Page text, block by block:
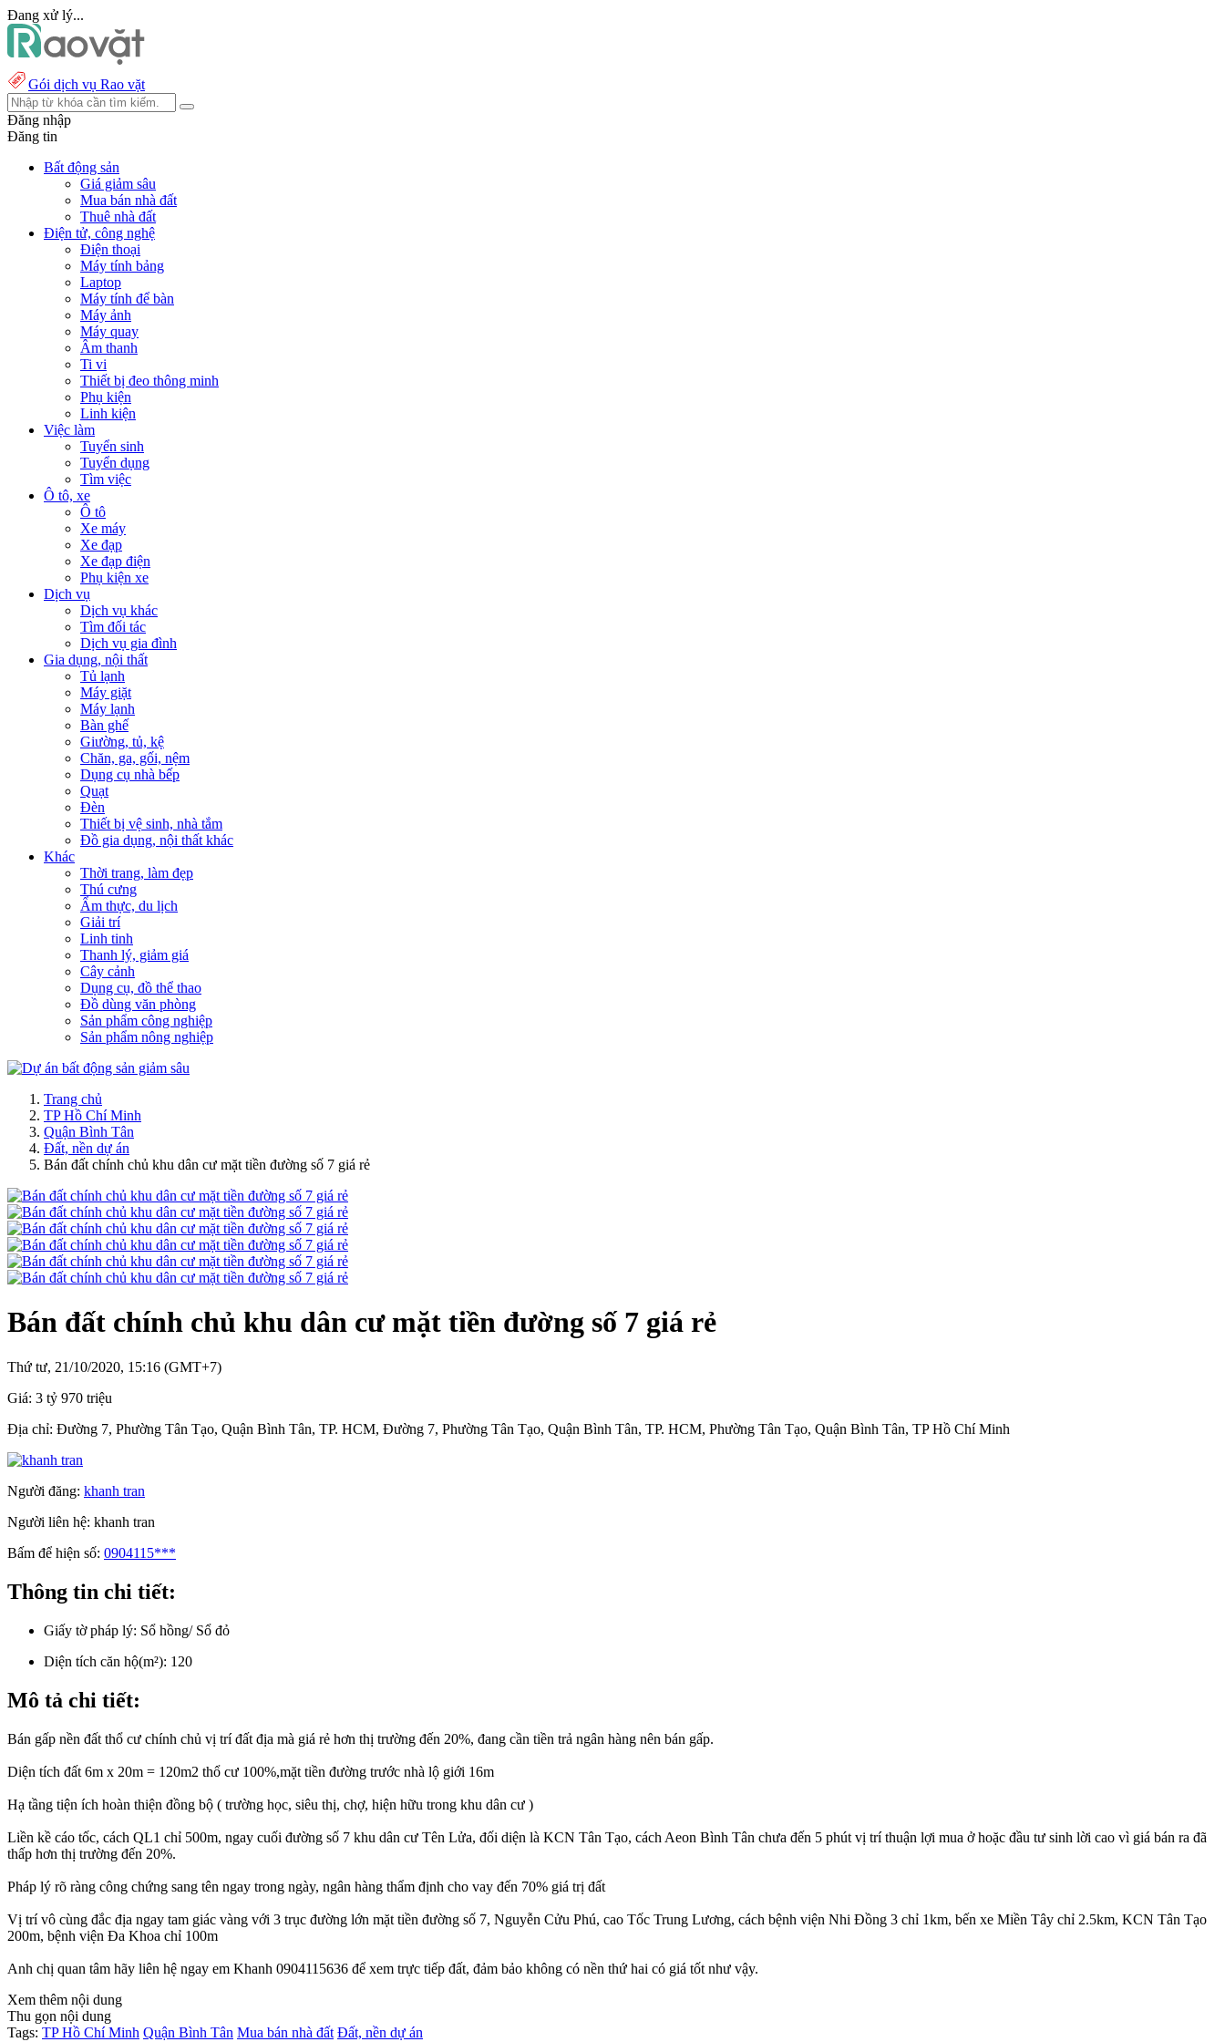
Đang xử lý...
Gói dịch vụ Rao vặt
Đăng nhập
Đăng tin
Bất động sản
Giá giảm sâu
Mua bán nhà đất
Thuê nhà đất
Điện tử, công nghệ
Điện thoại
Máy tính bảng
Laptop
Máy tính để bàn
Máy ảnh
Máy quay
Âm thanh
Ti vi
Thiết bị đeo thông minh
Phụ kiện
Linh kiện
Việc làm
Tuyển sinh
Tuyển dụng
Tìm việc
Ô tô, xe
Ô tô
Xe máy
Xe đạp
Xe đạp điện
Phụ kiện xe
Dịch vụ
Dịch vụ khác
Tìm đối tác
Dịch vụ gia đình
Gia dụng, nội thất
Tủ lạnh
Máy giặt
Máy lạnh
Bàn ghế
Giường, tủ, kệ
Chăn, ga, gối, nệm
Dụng cụ nhà bếp
Quạt
Đèn
Thiết bị vệ sinh, nhà tắm
Đồ gia dụng, nội thất khác
Khác
Thời trang, làm đẹp
Thú cưng
Ẩm thực, du lịch
Giải trí
Linh tinh
Thanh lý, giảm giá
Cây cảnh
Dụng cụ, đồ thể thao
Đồ dùng văn phòng
Sản phẩm công nghiệp
Sản phẩm nông nghiệp
Trang chủ
TP Hồ Chí Minh
Quận Bình Tân
Đất, nền dự án
Bán đất chính chủ khu dân cư mặt tiền đường số 7 giá rẻ
Bán đất chính chủ khu dân cư mặt tiền đường số 7 giá rẻ
Thứ tư, 21/10/2020, 15:16 (GMT+7)
Giá: 3 tỷ 970 triệu
Địa chỉ: Đường 7, Phường Tân Tạo, Quận Bình Tân, TP. HCM, Đường 7, Phường Tân Tạo, Quận Bình Tân, TP. HCM, Phường Tân Tạo, Quận Bình Tân, TP Hồ Chí Minh
Người đăng: khanh tran
Người liên hệ: khanh tran
Bấm để hiện số: 0904115***
Thông tin chi tiết:
Giấy tờ pháp lý: Sổ hồng/ Sổ đỏ
Diện tích căn hộ(m²): 120
Mô tả chi tiết:
Bán gấp nền đất thổ cư chính chủ vị trí đất địa mà giá rẻ hơn thị trường đến 20%, đang cần tiền trả ngân hàng nên bán gấp.
Diện tích đất 6m x 20m = 120m2 thổ cư 100%,mặt tiền đường trước nhà lộ giới 16m
Hạ tầng tiện ích hoàn thiện đồng bộ ( trường học, siêu thị, chợ, hiện hữu trong khu dân cư )
Liền kề cáo tốc, cách QL1 chỉ 500m, ngay cuối đường số 7 khu dân cư Tên Lửa, đối diện là KCN Tân Tạo, cách Aeon Bình Tân chưa đến 5 phút vị trí thuận lợi mua ở hoặc đầu tư sinh lời cao vì giá bán ra đã
thấp hơn thị trường đến 20%.
Pháp lý rõ ràng công chứng sang tên ngay trong ngày, ngân hàng thẩm định cho vay đến 70% giá trị đất
Vị trí vô cùng đắc địa ngay tam giác vàng với 3 trục đường lớn mặt tiền đường số 7, Nguyễn Cửu Phú, cao Tốc Trung Lương, cách bệnh viện Nhi Đồng 3 chỉ 1km, bến xe Miền Tây chỉ 2.5km, KCN Tân Tạo
200m, bệnh viện Đa Khoa chỉ 100m
Anh chị quan tâm hãy liên hệ ngay em Khanh 0904115636 để xem trực tiếp đất, đảm bảo không có nền thứ hai có giá tốt như vậy.
Xem thêm nội dung
Thu gọn nội dung
Tags: TP Hồ Chí Minh Quận Bình Tân Mua bán nhà đất Đất, nền dự án